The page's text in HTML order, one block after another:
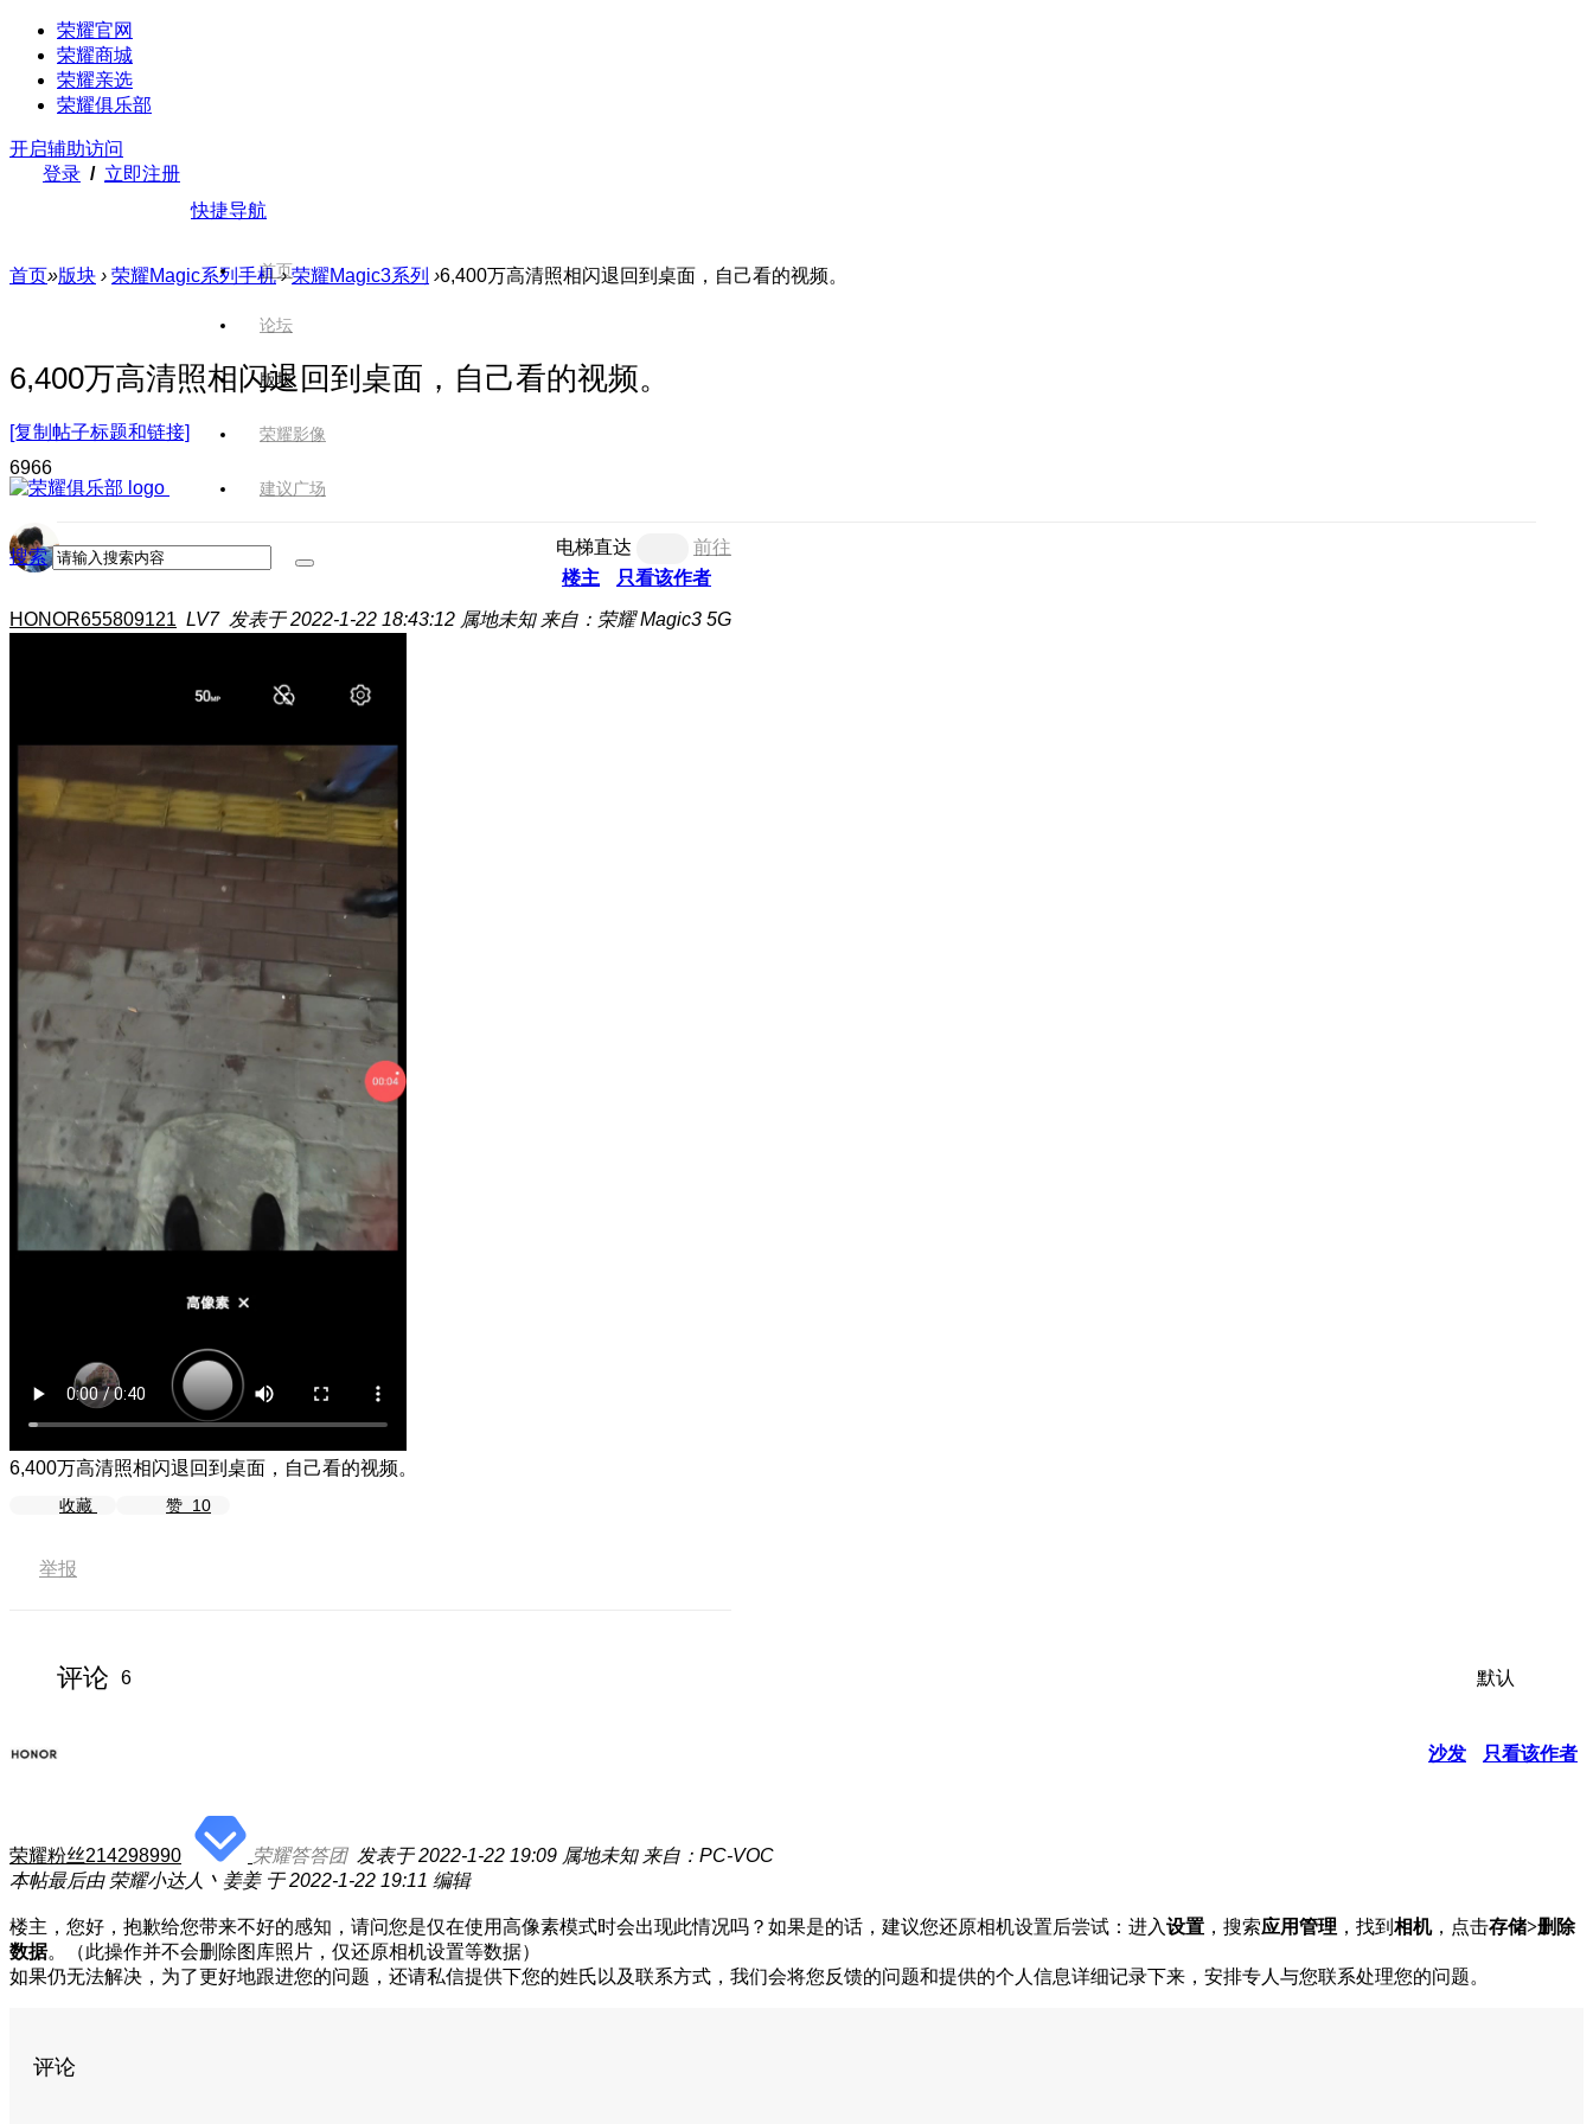
荣耀官网
荣耀商城
荣耀亲选
荣耀俱乐部
开启辅助访问
登录 / 立即注册
快捷导航
首页
论坛
版块
荣耀影像
建议广场
搜索
首页»版块 › 荣耀Magic系列手机 › 荣耀Magic3系列 ›6,400万高清照相闪退回到桌面，自己看的视频。
6,400万高清照相闪退回到桌面，自己看的视频。
[复制帖子标题和链接]
6966
电梯直达
前往
楼主
只看该作者
HONOR655809121 LV7 发表于 2022-1-22 18:43:12 属地未知 来自：荣耀 Magic3 5G
6,400万高清照相闪退回到桌面，自己看的视频。
收藏 赞 10
举报
评论 6 默认
沙发 只看该作者
荣耀粉丝214298990 荣耀答答团 发表于 2022-1-22 19:09 属地未知 来自：PC-VOC
本帖最后由 荣耀小达人丶姜姜 于 2022-1-22 19:11 编辑
楼主，您好，抱歉给您带来不好的感知，请问您是仅在使用高像素模式时会出现此情况吗？如果是的话，建议您还原相机设置后尝试：进入设置 ，搜索应用管理 ，找到 相机，点击存储>删除
数据。（此操作并不会删除图库照片，仅还原相机设置等数据）
如果仍无法解决，为了更好地跟进您的问题，还请私信提供下您的姓氏以及联系方式，我们会将您反馈的问题和提供的个人信息详细记录下来，安排专人与您联系处理您的问题。
评论